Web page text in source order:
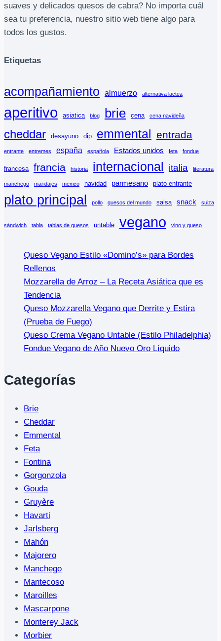
suaves y delicados quesos de cabra? No importa cuál
sea tu preferencia, nuestro sitio web tiene algo para
todos los gustos.
Etiquetas
acompañamiento almuerzo alternativa lactea
aperitivo asiatica blog brie cena cena navideña
cheddar desayuno dip emmental entrada
entrante entremes españa española Estados unidos feta fondue
francesa francia historia internacional italia literatura
manchego maridajes mexico navidad parmesano plato entrante
plato principal pollo quesos del mundo salsa snack suiza
sándwich tabla tablas de quesos untable vegano vino y queso
Queso Vegano Estilo «Domino’s» para Bordes
Rellenos
Mozzarella de Arroz – La Receta Asiática que es
Tendencia
Queso Mozzarella Vegano que Derrite y Estira
(Prueba de Fuego)
Queso Crema Vegano Untable (Estilo Philadelphia)
Fondue Vegano de Año Nuevo Oro Líquido
Categorías
Brie
Cheddar
Emmental
Feta
Fontina
Gorgonzola
Gouda
Gruyère
Havarti
Jarlsberg
Mahón
Majorero
Manchego
Mantecoso
Maroilles
Mascarpone
Monterey Jack
Morbier